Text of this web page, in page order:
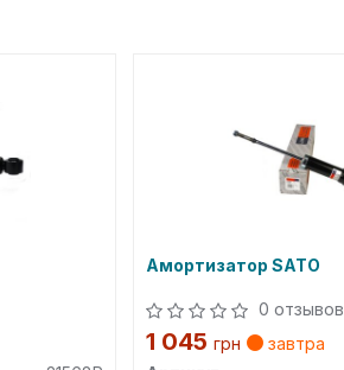
Амортизатор SATO
0 отзывов
1 045грн
завтра